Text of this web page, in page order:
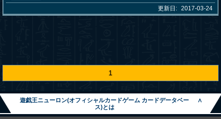
更新日: 2017-03-24
1
遊戯王ニューロン(オフィシャルカードゲーム カードデータベー
ス)とは
∧